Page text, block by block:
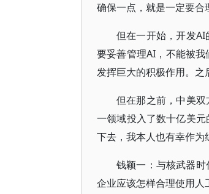
确保一点，就是一定要合
但在一开始，开发
要妥善管理AI，不能被
发挥巨大的积极作用。之
但在那之前，中美
一领域投入了数十亿美
下去，我本人也有幸作为
钱颖一：与核武器
企业应该怎样合理使用人